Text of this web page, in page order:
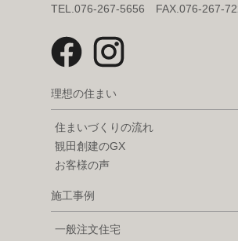
TEL.076-267-5656 FAX.076-267-
理想の住まい
住まいづくりの流れ
観田創建のGX
お客様の声
施工事例
一般注文住宅